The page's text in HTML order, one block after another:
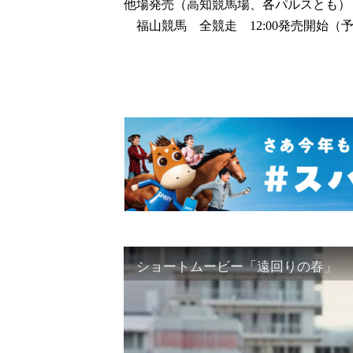
他場発売（高知競馬場、各パルスとも）
福山競馬 全競走 12:00発売開始（
ショートムービー「遠回りの春」